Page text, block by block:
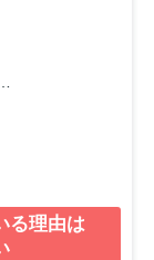
る理由は